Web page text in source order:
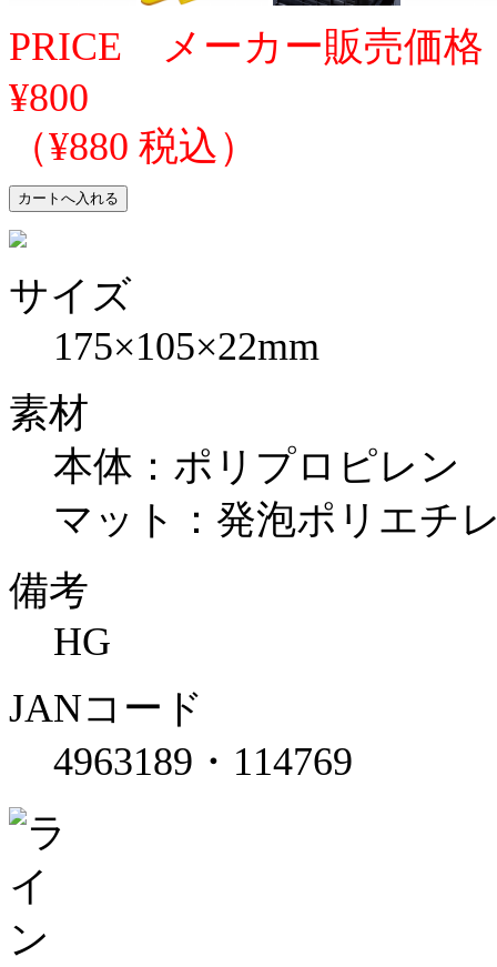
PRICE メーカー販売価格
¥800
（¥880 税込）
サイズ
175×105×22mm
素材
本体：ポリプロピレン
マット：発泡ポリエチ
備考
HG
JANコード
4963189・114769